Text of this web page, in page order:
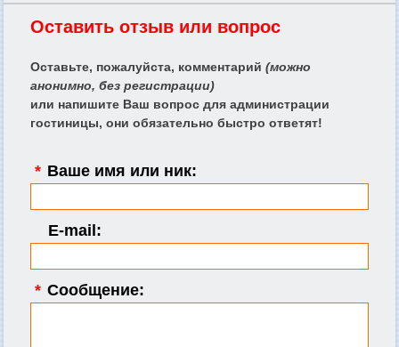
Оставить отзыв или вопрос
Оставьте, пожалуйста, комментарий (можно
анонимно, без регистрации)
или напишите Ваш вопрос для администрации
гостиницы, они обязательно быстро ответят!
* Ваше имя или ник:
E-mail:
* Сообщение: